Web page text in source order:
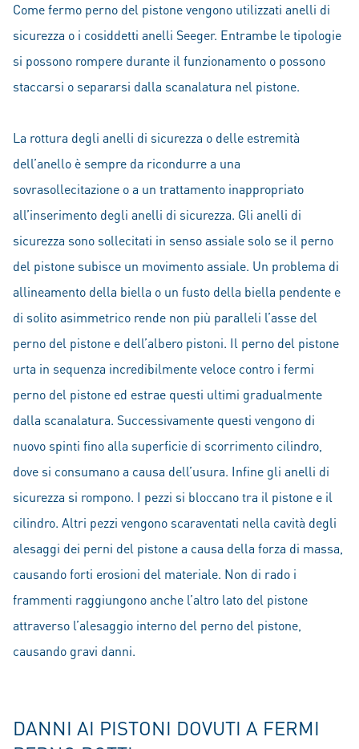
Come fermo perno del pistone vengono utilizzati anelli di
sicurezza o i cosiddetti anelli Seeger. Entrambe le tipologie
si possono rompere durante il funzionamento o possono
staccarsi o separarsi dalla scanalatura nel pistone.
La rottura degli anelli di sicurezza o delle estremità
dell’anello è sempre da ricondurre a una
sovrasollecitazione o a un trattamento inappropriato
all’inserimento degli anelli di sicurezza. Gli anelli di
sicurezza sono sollecitati in senso assiale solo se il perno
del pistone subisce un movimento assiale. Un problema di
allineamento della biella o un fusto della biella pendente e
di solito asimmetrico rende non più paralleli l’asse del
perno del pistone e dell’albero pistoni. Il perno del pistone
urta in sequenza incredibilmente veloce contro i fermi
perno del pistone ed estrae questi ultimi gradualmente
dalla scanalatura. Successivamente questi vengono di
nuovo spinti fino alla superficie di scorrimento cilindro,
dove si consumano a causa dell’usura. Infine gli anelli di
sicurezza si rompono. I pezzi si bloccano tra il pistone e il
cilindro. Altri pezzi vengono scaraventati nella cavità degli
alesaggi dei perni del pistone a causa della forza di massa,
causando forti erosioni del materiale. Non di rado i
frammenti raggiungono anche l’altro lato del pistone
attraverso l’alesaggio interno del perno del pistone,
causando gravi danni.
DANNI AI PISTONI DOVUTI A FERMI